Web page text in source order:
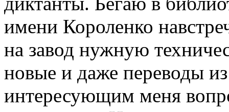
имени Короленко
на завод нужную
новые и даже переводы
интересующим меня